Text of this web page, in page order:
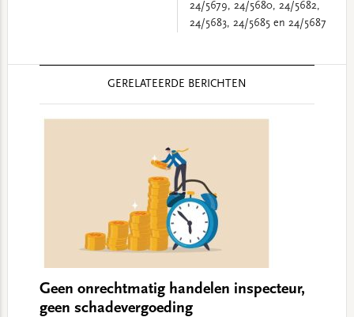
24/5679, 24/5680, 24/5682,
24/5683, 24/5685 en 24/5687
GERELATEERDE BERICHTEN
Geen onrechtmatig handelen inspecteur,
geen schadevergoeding